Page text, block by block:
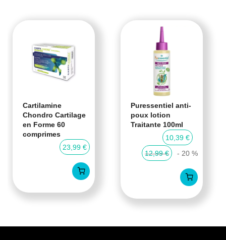
Cartilamine
Chondro Cartilage
en Forme 60
comprimes
23,99 €
Puressentiel anti-
poux lotion
Traitante 100ml
10,39 €
12,99 €
- 20 %